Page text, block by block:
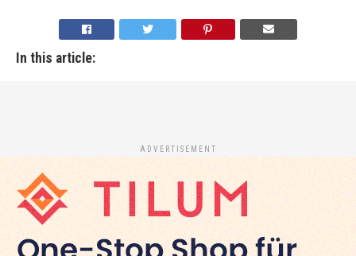
In this article:
ADVERTISEMENT